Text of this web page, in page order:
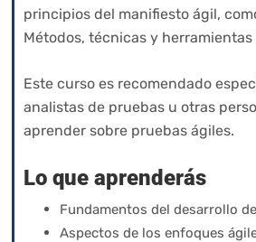
principios del manifiesto ágil,
Métodos, técnicas y
Este curso es recomendado
analistas de pruebas u otras
aprender sobre pruebas ágiles.
Lo que aprenderás
Fundamentos del desarrollo
Aspectos de los enfoques